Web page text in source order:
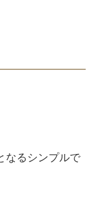
なるシンプルで